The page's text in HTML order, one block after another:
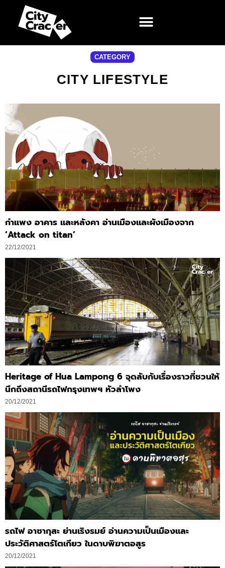
CATEGORY
CITY LIFESTYLE
กำแพง อาคาร และหลังคา อ่านเมืองและผังเมืองจาก
‘Attack on titan’
22/12/2021
Heritage of Hua Lampong 6 จุดลับกับเรื่องราวที่ชวนให้
นึกถึงสถานีรถไฟกรุงเทพฯ หัวลำโพง
20/12/2021
รถไฟ อาซากุสะ ย่านเริงรมย์ อ่านความเป็นเมืองและ
ประวัติศาสตร์โตเกียว ในดาบพิฆาตอสูร
20/12/2021